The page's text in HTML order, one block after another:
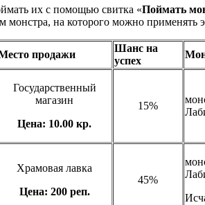
их с помощью свитка «Поймать
на которого можно применять
продажи
Шанс на
успех
Государственный
магазин
Цена: 10.00 кр.
15%
Храмовая лавка
Цена: 200 реп.
45%